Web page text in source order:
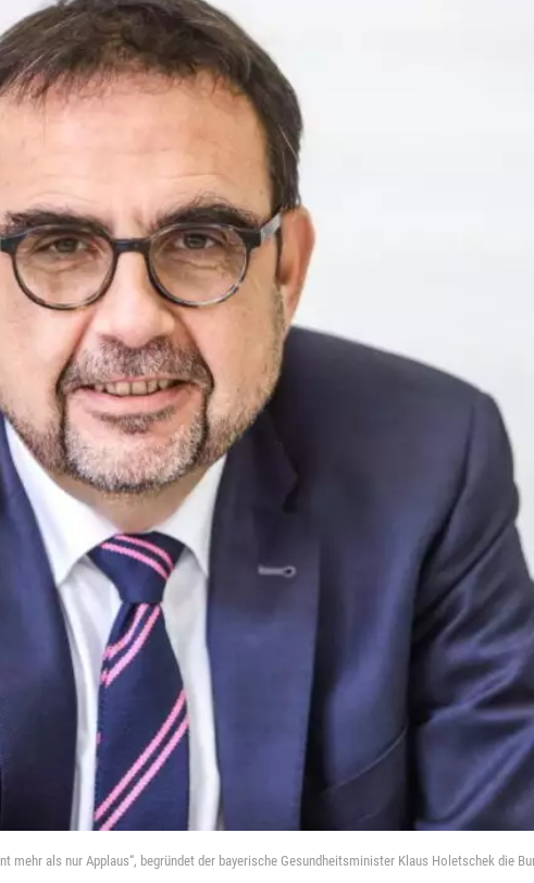
mehr als nur Applaus“, begründet der bayerische Gesundheitsminister Klaus Holetschek die